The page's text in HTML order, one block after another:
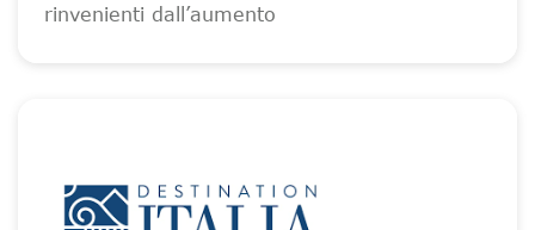
rinvenienti dall’aumento